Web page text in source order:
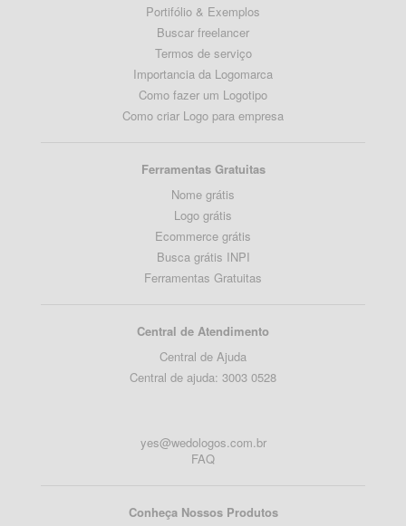
Portifólio & Exemplos
Buscar freelancer
Termos de serviço
Importancia da Logomarca
Como fazer um Logotipo
Como criar Logo para empresa
Ferramentas Gratuitas
Nome grátis
Logo grátis
Ecommerce grátis
Busca grátis INPI
Ferramentas Gratuitas
Central de Atendimento
Central de Ajuda
Central de ajuda: 3003 0528
yes@wedologos.com.br
FAQ
Conheça Nossos Produtos